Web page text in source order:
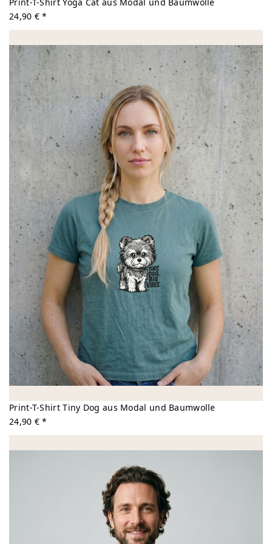
24,90 € *
Print-T-Shirt Tiny Dog aus Modal und Baumwolle
24,90 € *